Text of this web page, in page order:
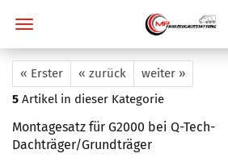
« Erster « zurück
weiter »
5 Artikel in dieser Kategorie
Montagesatz für G2000 bei Q-Tech-
Dachträger/Grundträger